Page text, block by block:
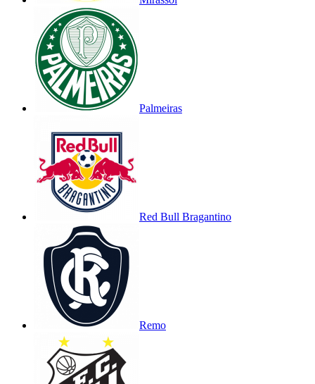
Palmeiras
Red Bull Bragantino
Remo